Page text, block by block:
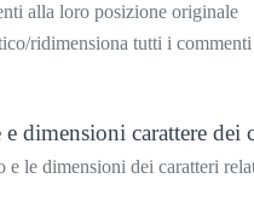
alla loro posizione originale
ridimensiona tutti i commenti
dimensioni carattere dei
e le dimensioni dei caratteri